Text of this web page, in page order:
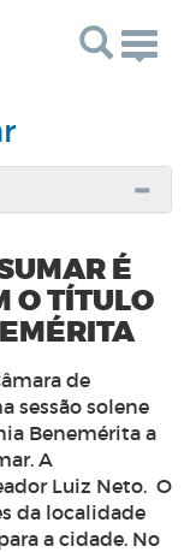
É
O TÍTULO
de
sessão solene
Benemérita a
A
Luiz Neto. O
da localidade
a cidade. No